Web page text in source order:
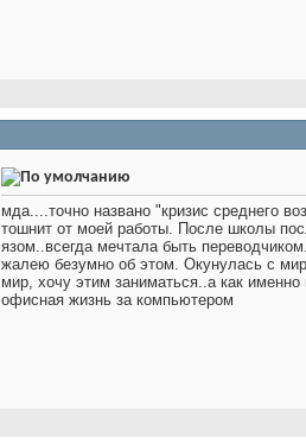
мда....точно названо "кризис среднего
тошнит от моей работы. После школы
язом..всегда мечтала быть
жалею безумно об этом. Окунулась с
мир, хочу этим заниматься..а как
офисная жизнь за компьютером